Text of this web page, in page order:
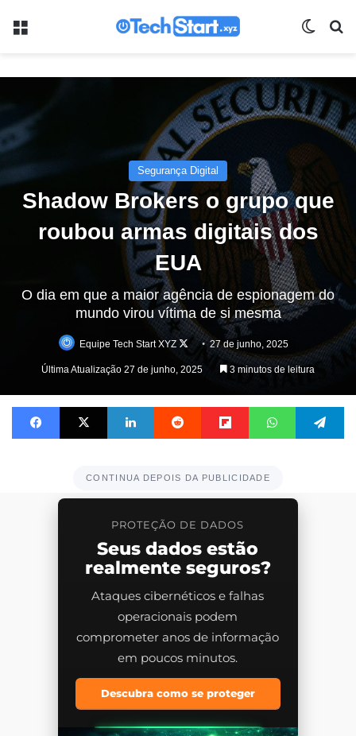
Menu
Segurança Digital
Shadow Brokers o grupo que
roubou armas digitais dos
EUA
O dia em que a maior agência de espionagem do
mundo virou vítima de si mesma
Equipe Tech Start XYZ
Follow27 de junho, 2025
Última Atualização 27 de junho, 2025 3 minutos de leitura
Facebook X Linkedin Reddit Flipboard WhatsApp
CONTINUA DEPOIS DA PUBLICIDADE
PROTEÇÃO DE DADOS
Seus dados estão
realmente seguros?
Ataques cibernéticos e falhas
operacionais podem
comprometer anos de informação
em poucos minutos.
Descubra como se proteger